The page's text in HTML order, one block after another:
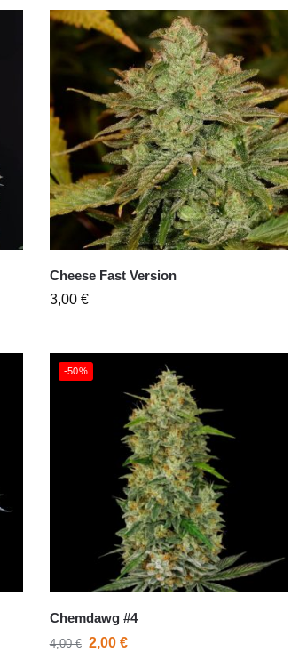
Cheese Fast Version
3,00 €
-50%
Chemdawg #4
4,00€ 2,00€